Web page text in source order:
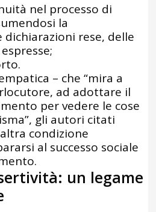
nel processo di
la
rese, delle
– che “mira a
ad adottare il
per vedere le cose
gli autori citati
condizione
al successo sociale
un legame